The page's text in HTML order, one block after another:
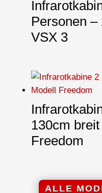
Personen
VSX 3
130cm
Freedom
ALLE